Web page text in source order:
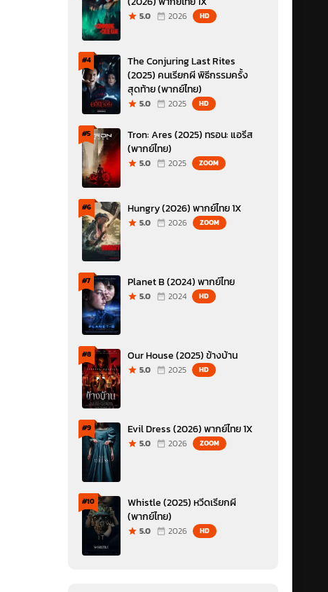
5.0 2026 HD
#4
The Conjuring Last Rites
(2025) คนเรียกผี พิธีกรรมครั้ง
สุดท้าย (พากย์ไทย)
5.0 2025 HD
#5
Tron: Ares (2025) ทรอน: แอรีส
(พากย์ไทย)
5.0 2025 ZOOM
#6 Hungry (2026) พากย์ไทย 1X
5.0 2026 ZOOM
#7 Planet B (2024) พากย์ไทย
5.0 2024 HD
#8 Our House (2025) ข้างบ้าน
5.0 2025 HD
#9 Evil Dress (2026) พากย์ไทย 1X
5.0 2026 ZOOM
#10
Whistle (2025) หวีดเรียกผี
(พากย์ไทย)
5.0 2026 HD